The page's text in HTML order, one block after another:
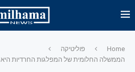
Home
פוליטיקה
הממשלה החלומית של המפלגות החרדיות